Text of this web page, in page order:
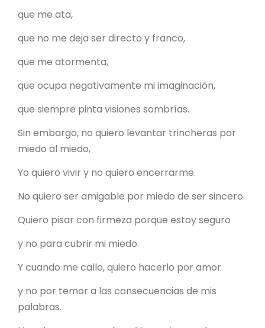
que me ata,
que no me deja ser directo y franco,
que me atormenta,
que ocupa negativamente mi imaginación,
que siempre pinta visiones sombrías.
Sin embargo, no quiero levantar trincheras por
miedo al miedo,
Yo quiero vivir y no quiero encerrarme.
No quiero ser amigable por miedo de ser sincero.
Quiero pisar con firmeza porque estoy seguro
y no para cubrir mi miedo.
Y cuando me callo, quiero hacerlo por amor
y no por temor a las consecuencias de mis
palabras.